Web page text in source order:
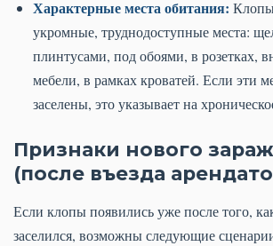
Характерные места обитания:
укромные, труднодоступные места:
плинтусами, под обоями, в розетках,
мебели, в рамках кроватей. Если эти
заселены, это указывает на
Признаки нового
(после въезда
Если клопы появились уже после того,
заселился, возможны следующие